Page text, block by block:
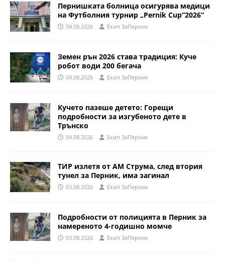
Пернишката болница осигурява медици
на Футболния турнир „Pernik Cup”2026“
04.08.2026 Eкип ЗаПерник
Земен рън 2026 става традиция: Куче
робот води 200 бегача
04.08.2026 Eкип ЗаПерник
Кучето пазеше детето: Горещи
подробности за изгубеното дете в
Трънско
04.08.2026 Eкип ЗаПерник
ТИР излетя от АМ Струма, след втория
тунел за Перник, има загинал
03.08.2026 Eкип ЗаПерник
Подробности от полицията в Перник за
намереното 4-годишно момче
03.08.2026 Eкип ЗаПерник